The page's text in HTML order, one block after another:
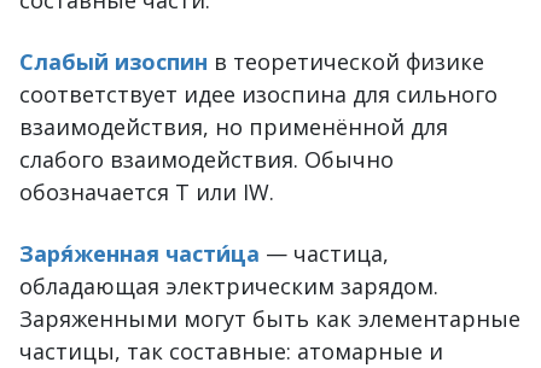
Слабый изоспин в теоретической физике
соответствует идее изоспина для сильного
взаимодействия, но применённой для
слабого взаимодействия. Обычно
обозначается T или IW.
Заря́женная части́ца — частица,
обладающая электрическим зарядом.
Заряженными могут быть как элементарные
частицы, так составные: атомарные и